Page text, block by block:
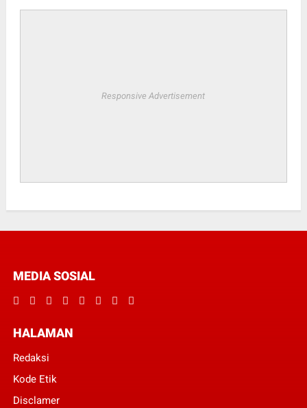
Responsive Advertisement
MEDIA SOSIAL
HALAMAN
Redaksi
Kode Etik
Disclamer